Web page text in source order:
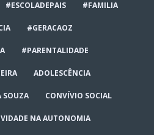
#ESCOLADEPAIS #FAMILIA
#GERACAOZ
#PARENTALIDADE
ADOLESCÊNCIA
SOUZA CONVÍVIO SOCIAL
NA AUTONOMIA